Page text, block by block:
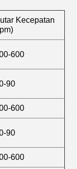
Kecepatan
600
90
600
90
600